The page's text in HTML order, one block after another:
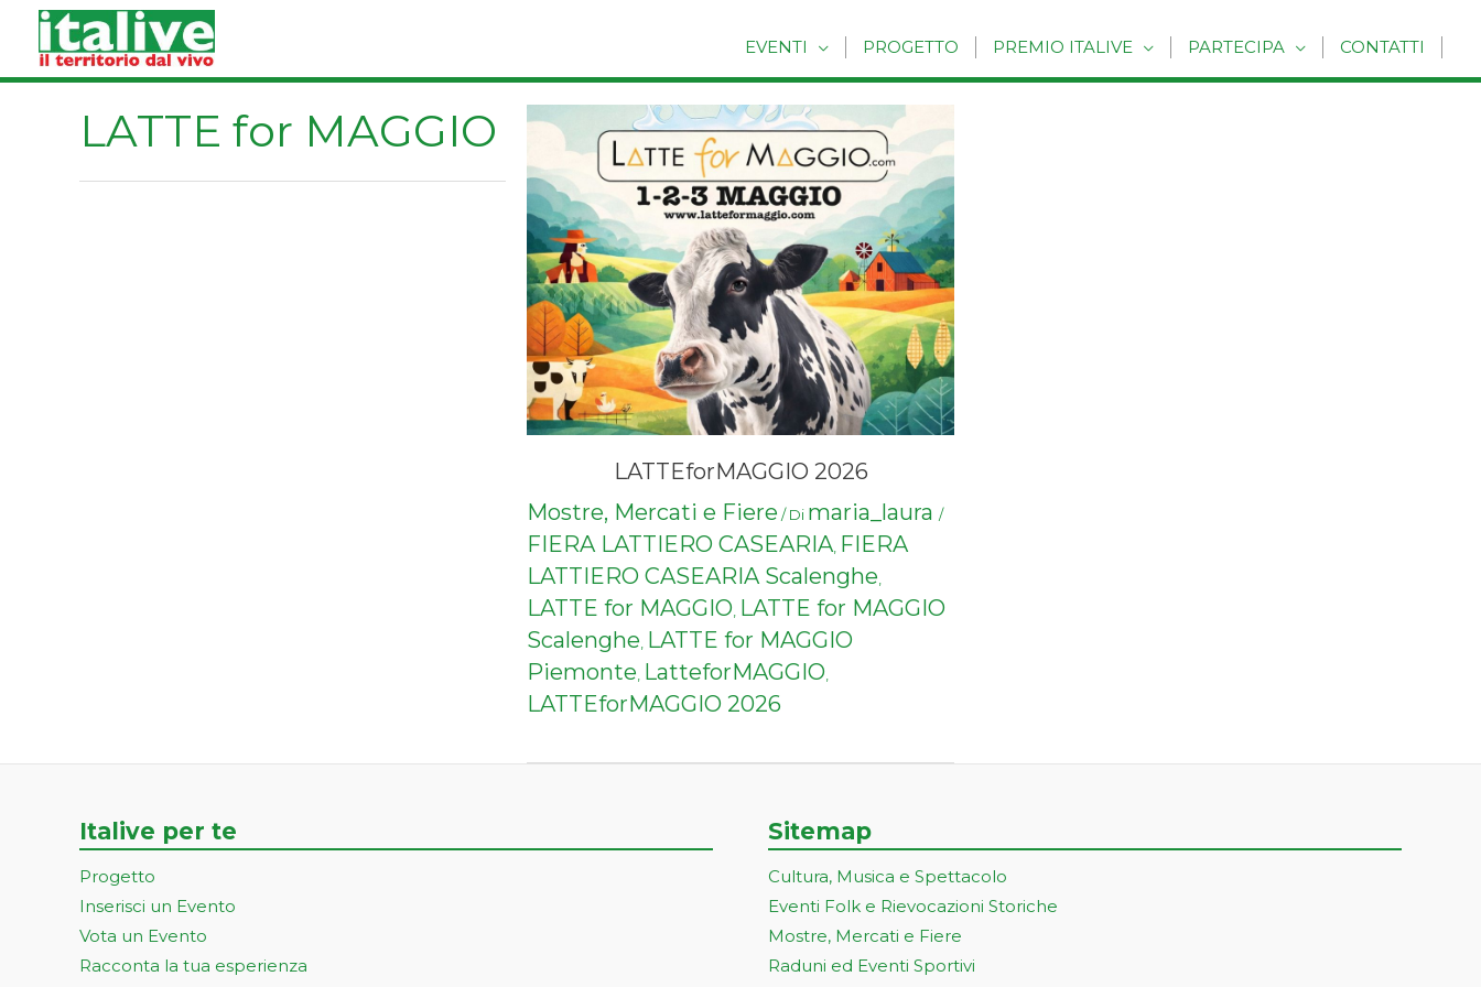
contenuto
EVENTI PROGETTO PREMIO ITALIVE PARTECIPA CONTATTI
LATTE for MAGGIO
LATTEforMAGGIO 2026
Mostre, Mercati e Fiere / Di maria_laura /
FIERA LATTIERO CASEARIA, FIERA
LATTIERO CASEARIA Scalenghe,
LATTE for MAGGIO, LATTE for MAGGIO
Scalenghe, LATTE for MAGGIO
Piemonte, LatteforMAGGIO,
LATTEforMAGGIO 2026
Italive per te
Progetto
Inserisci un Evento
Vota un Evento
Racconta la tua esperienza
Sitemap
Cultura, Musica e Spettacolo
Eventi Folk e Rievocazioni Storiche
Mostre, Mercati e Fiere
Raduni ed Eventi Sportivi